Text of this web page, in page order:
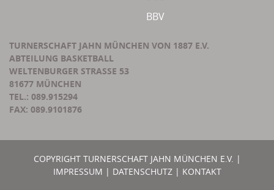
BBV
TURNERSCHAFT JAHN MÜNCHEN VON 1887 E.V.
ABTEILUNG BASKETBALL
WELTENBURGER STRASSE 53
81677 MÜNCHEN
TEL.: 089.915294
FAX: 089.9101876
COPYRIGHT TURNERSCHAFT JAHN MÜNCHEN E.V. |
IMPRESSUM | DATENSCHUTZ| KONTAKT